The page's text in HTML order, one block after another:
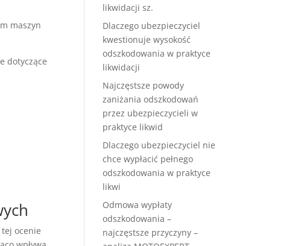
maszyn
dotyczące
ocenie
likwidacji sz.
Dlaczego ubezpieczyciel
kwestionuje wysokość
odszkodowania w praktyce
likwidacji
Najczęstsze powody
zaniżania odszkodowań
przez ubezpieczycieli w
praktyce likwid
Dlaczego ubezpieczyciel nie
chce wypłacić pełnego
odszkodowania w praktyce
likwi
Odmowa wypłaty
odszkodowania –
najczęstsze przyczyny –